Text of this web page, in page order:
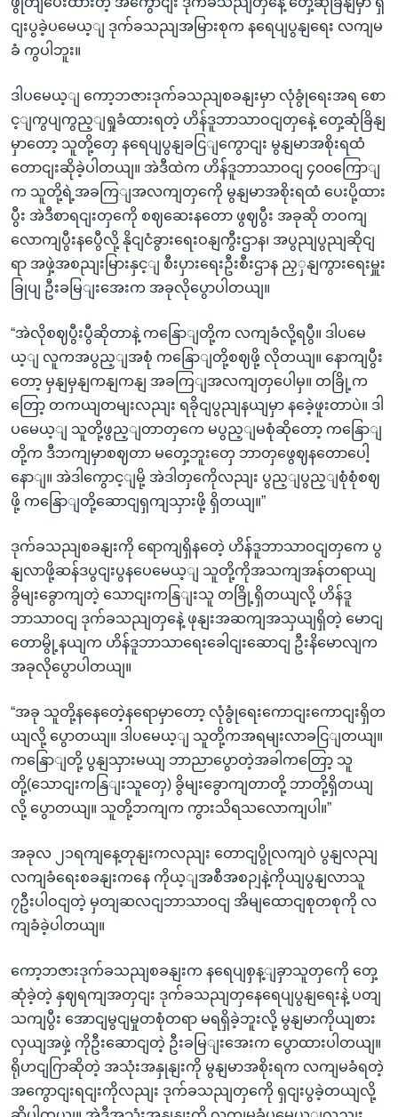
ငျးပွခဲ့ပမေယ့ျ ဒုက်ခသညျအမြားစုက နရေပျပွနျရေး လကျမ
ခံ ကွပါဘူး။
ဒါပမေယ့ျ ကော့ဘဇားဒုက်ခသညျစခနျးမှာ လုံခွုံရေးအရ စော
င့ျကွပျကွည့ျရှုခံထားရတဲ့ ဟိန်ဒူဘာသာဝငျတှနေဲ့ တှေ့ဆုံခြိနျ
မှာတော့ သူတို့တှေ နရေပျပွနျခငြျကွောငျး မွနျမာအစိုးရထံ
တောငျးဆိုခဲ့ပါတယျ။ အဲဒီထဲက ဟိန်ဒူဘာသာဝငျ ၄၀၀ကြောျ
က သူတို့ရဲ့အခကြျအလကျတှကေို မွနျမာအစိုးရထံ ပေးပို့ထား
ပွီး အဲဒီစာရငျးတှကေို စဈဆေးနတော ဖွဈပွီး အခုဆို တဝကျ
လောကျပွီးနပွေီလို့ နိုငျငံခွားရေးဝနျကွီးဌာန၊ အပွညျပွညျဆိုငျ
ရာ အဖှဲ့အစညျးမြားနှင့ျ စီးပှားရေးဦးစီးဌာန ညှှနျကွားရေးမှူး
ခြုပျ ဦးခမြျးအေးက အခုလိုပွောပါတယျ။
“အဲလိုစဈပွီးပွီဆိုတာနဲ့ ကနြောျတို့က လကျခံလို့ရပွီ။ ဒါပမေ
ယ့ျ လူကအပွည့ျအစုံ ကနြောျတို့စဈဖို့ လိုတယျ။ နောကျပွီး
တော့ မှနျမှနျကနျကနျ အခကြျအလကျတှပေါမှ။ တခြို့က
တြော့ တကယျတမျးလညျး ရခိုငျပွညျနယျမှာ နခေဲ့ဖူးတာပဲ။ ဒါ
ပမေယ့ျ သူတို့ဖွည့ျတာတှကေ မပွည့ျမစုံဆိုတော့ ကနြောျ
တို့က ဒီဘကျမှာစဈတာ မတှေ့ဘူးတှေ ဘာတှဖွေဈနတောပေါ့
နောျ။ အဲဒါကွောင့ျမို့ အဲဒါတှကေိုလညျး ပွည့ျပွည့ျစုံစုံစဈ
ဖို့ ကနြောျတို့ဆောငျရှကျသှားဖို့ ရှိတယျ။”
ဒုက်ခသညျစခနျးကို ရောကျရှိနတေဲ့ ဟိန်ဒူဘာသာဝငျတှကေ ပွ
နျလာဖို့ဆန်ဒပွငျးပွနပေမေယ့ျ သူတို့ကိုအသကျအန်တရာယျ
ခွိမျးခွောကျတဲ့ သောငျးကနြျးသူ တခြို့ရှိတယျလို့ ဟိန်ဒူ
ဘာသာဝငျ ဒုက်ခသညျတှနေဲ့ ဖုနျးအဆကျအသှယျရှိတဲ့ မောငျ
တောမွို့နယျက ဟိန်ဒူဘာသာရေးခေါငျးဆောငျ ဦးနိမောလျက
အခုလိုပွောပါတယျ။
“အခု သူတို့နနေတေဲ့နရောမှာတော့ လုံခွုံရေးကောငျးကောငျးရှိတ
ယျလို့ ပွောတယျ။ ဒါပမေယ့ျ သူတို့ကအရမျးလာခငြျတယျ။
ကနြောျတို့ ပွနျသှားမယျ ဘာညာပွောတဲ့အခါကတြော့ သူ
တို့(သောငျးကနြျးသူတှေ) ခွိမျးခွောကျတာတို့ ဘာတို့ရှိတယျ
လို့ ပွောတယျ။ သူတို့ဘကျက ကွားသိရသလောကျပါ။”
အခုလ ၂၁ရကျနေ့တုနျးကလညျး တောငျပွိုလကျဝဲ ပွနျလညျ
လကျခံရေးစခနျးကနေ ကိုယ့ျအစီအစဉျနဲ့ကိုယျပွနျလာသူ
၇ဦးပါဝငျတဲ့ မှတျဆလငျဘာသာဝငျ အိမျထောငျစုတစုကို လ
ကျခံခဲ့ပါတယျ။
ကော့ဘဇားဒုက်ခသညျစခနျးက နရေပျစှန့ျခှာသူတှကေို တှေ့
ဆုံခဲ့တဲ့ နှဈရကျအတှငျး ဒုက်ခသညျတှနေရေပျပွနျရေးနဲ့ ပတျ
သကျပွီး အောငျမွငျမှုတစုံတရာ မရရှိခဲ့ဘူးလို့ မွနျမာကိုယျစား
လှယျအဖှဲ့ ကိုဦးဆောငျတဲ့ ဦးခမြျးအေးက ပွောထားပါတယျ။
ရိုဟငျဂြာဆိုတဲ့ အသုံးအနှုနျးကို မွနျမာအစိုးရက လကျမခံရတဲ့
အကွောငျးရငျးကိုလညျး ဒုက်ခသညျတှကေို ရှငျးပွခဲ့တယျလို့